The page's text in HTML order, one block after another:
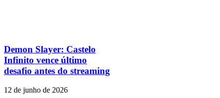
Demon Slayer: Castelo
Infinito vence último
desafio antes do streaming
12 de junho de 2026